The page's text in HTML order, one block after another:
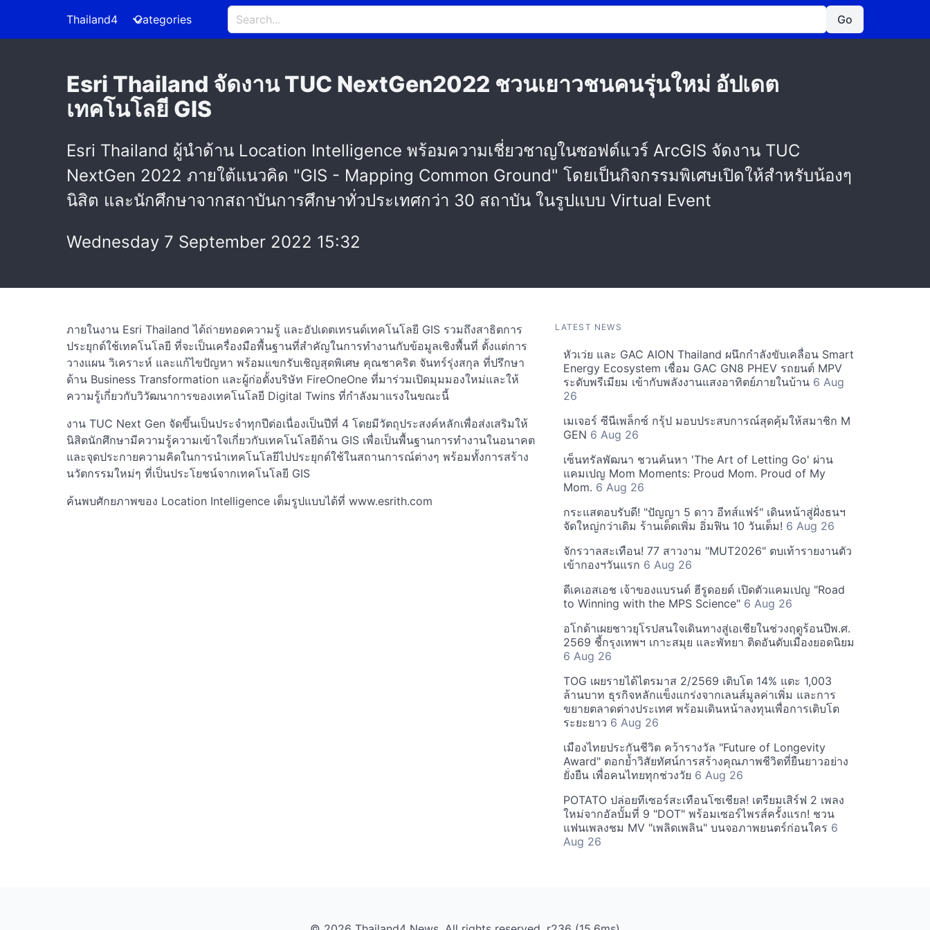
Thailand4 Categories Go
Esri Thailand จัดงาน TUC NextGen2022 ชวนเยาวชนคนรุ่นใหม่ อัปเดต
เทคโนโลยี GIS
Esri Thailand ผู้นำด้าน Location Intelligence พร้อมความเชี่ยวชาญในซอฟต์แวร์ ArcGIS จัดงาน TUC
NextGen 2022 ภายใต้แนวคิด "GIS - Mapping Common Ground" โดยเป็นกิจกรรมพิเศษเปิดให้สำหรับน้องๆ
นิสิต และนักศึกษาจากสถาบันการศึกษาทั่วประเทศกว่า 30 สถาบัน ในรูปแบบ Virtual Event
Wednesday 7 September 2022 15:32
ภายในงาน Esri Thailand ได้ถ่ายทอดความรู้ และอัปเดตเทรนด์เทคโนโลยี GIS รวมถึงสาธิตการ
ประยุกต์ใช้เทคโนโลยี ที่จะเป็นเครื่องมือพื้นฐานที่สำคัญในการทำงานกับข้อมูลเชิงพื้นที่ ตั้งแต่การ
วางแผน วิเคราะห์ และแก้ไขปัญหา พร้อมแขกรับเชิญสุดพิเศษ คุณชาคริต จันทร์รุ่งสกุล ที่ปรึกษา
ด้าน Business Transformation และผู้ก่อตั้งบริษัท FireOneOne ที่มาร่วมเปิดมุมมองใหม่และให้
ความรู้เกี่ยวกับวิวัฒนาการของเทคโนโลยี Digital Twins ที่กำลังมาแรงในขณะนี้
งาน TUC Next Gen จัดขึ้นเป็นประจำทุกปีต่อเนื่องเป็นปีที่ 4 โดยมีวัตถุประสงค์หลักเพื่อส่งเสริมให้
นิสิตนักศึกษามีความรู้ความเข้าใจเกี่ยวกับเทคโนโลยีด้าน GIS เพื่อเป็นพื้นฐานการทำงานในอนาคต
และจุดประกายความคิดในการนำเทคโนโลยีไปประยุกต์ใช้ในสถานการณ์ต่างๆ พร้อมทั้งการสร้าง
นวัตกรรมใหม่ๆ ที่เป็นประโยชน์จากเทคโนโลยี GIS
ค้นพบศักยภาพของ Location Intelligence เต็มรูปแบบได้ที่ www.esrith.com
LATEST NEWS
หัวเว่ย และ GAC AION Thailand ผนึกกำลังขับเคลื่อน Smart
Energy Ecosystem เชื่อม GAC GN8 PHEV รถยนต์ MPV
ระดับพรีเมียม เข้ากับพลังงานแสงอาทิตย์ภายในบ้าน 6 Aug
26
เมเจอร์ ซีนีเพล็กซ์ กรุ้ป มอบประสบการณ์สุดคุ้มให้สมาชิก M
GEN 6 Aug 26
เซ็นทรัลพัฒนา ชวนค้นหา 'The Art of Letting Go' ผ่าน
แคมเปญ Mom Moments: Proud Mom. Proud of My
Mom. 6 Aug 26
กระแสตอบรับดี! "ปัญญา 5 ดาว อีทส์แฟร์" เดินหน้าสู่ฝั่งธนฯ
จัดใหญ่กว่าเดิม ร้านเด็ดเพิ่ม อิ่มฟิน 10 วันเต็ม! 6 Aug 26
จักรวาลสะเทือน! 77 สาวงาม "MUT2026" ตบเท้ารายงานตัว
เข้ากองฯวันแรก 6 Aug 26
ดีเคเอสเอช เจ้าของแบรนด์ ฮีรูดอยด์ เปิดตัวแคมเปญ "Road
to Winning with the MPS Science" 6 Aug 26
อโกด้าเผยชาวยุโรปสนใจเดินทางสู่เอเชียในช่วงฤดูร้อนปีพ.ศ.
2569 ชี้กรุงเทพฯ เกาะสมุย และพัทยา ติดอันดับเมืองยอดนิยม
6 Aug 26
TOG เผยรายได้ไตรมาส 2/2569 เติบโต 14% แตะ 1,003
ล้านบาท ธุรกิจหลักแข็งแกร่งจากเลนส์มูลค่าเพิ่ม และการ
ขยายตลาดต่างประเทศ พร้อมเดินหน้าลงทุนเพื่อการเติบโต
ระยะยาว 6 Aug 26
เมืองไทยประกันชีวิต คว้ารางวัล "Future of Longevity
Award" ตอกย้ำวิสัยทัศน์การสร้างคุณภาพชีวิตที่ยืนยาวอย่าง
ยั่งยืน เพื่อคนไทยทุกช่วงวัย 6 Aug 26
POTATO ปล่อยทีเซอร์สะเทือนโซเชียล! เตรียมเสิร์ฟ 2 เพลง
ใหม่จากอัลบั้มที่ 9 "DOT" พร้อมเซอร์ไพรส์ครั้งแรก! ชวน
แฟนเพลงชม MV "เพลิดเพลิน" บนจอภาพยนตร์ก่อนใคร 6
Aug 26